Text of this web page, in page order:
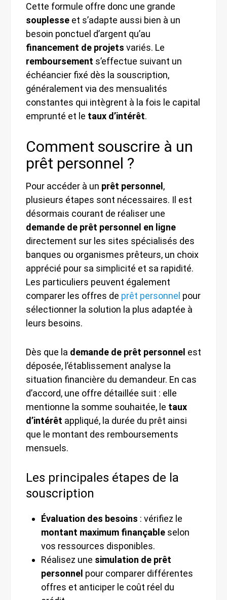
Cette formule offre donc une grande
souplesse et s’adapte aussi bien à un
besoin ponctuel d’argent qu’au
financement de projets variés. Le
remboursement s’effectue suivant un
échéancier fixé dès la souscription,
généralement via des mensualités
constantes qui intègrent à la fois le capital
emprunté et le taux d’intérêt.
Comment souscrire à un
prêt personnel ?
Pour accéder à un prêt personnel,
plusieurs étapes sont nécessaires. Il est
désormais courant de réaliser une
demande de prêt personnel en ligne
directement sur les sites spécialisés des
banques ou organismes prêteurs, un choix
apprécié pour sa simplicité et sa rapidité.
Les particuliers peuvent également
comparer les offres de prêt personnel pour
sélectionner la solution la plus adaptée à
leurs besoins.
Dès que la demande de prêt personnel est
déposée, l’établissement analyse la
situation financière du demandeur. En cas
d’accord, une offre détaillée suit : elle
mentionne la somme souhaitée, le taux
d’intérêt appliqué, la durée du prêt ainsi
que le montant des remboursements
mensuels.
Les principales étapes de la
souscription
Évaluation des besoins : vérifiez le
montant maximum finançable selon
vos ressources disponibles.
Réalisez une simulation de prêt
personnel pour comparer différentes
offres et anticiper le coût réel du